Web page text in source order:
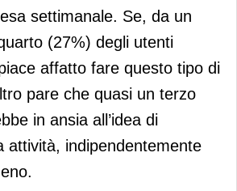
settimanale. Se, da un
(27%) degli utenti
affatto fare questo tipo di
pare che quasi un terzo
in ansia all’idea di
attività, indipendentemente